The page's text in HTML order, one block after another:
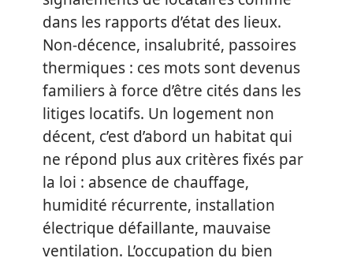
dans les rapports d’état des lieux.
Non-décence, insalubrité, passoires
thermiques : ces mots sont devenus
familiers à force d’être cités dans les
litiges locatifs. Un logement non
décent, c’est d’abord un habitat qui
ne répond plus aux critères fixés par
la loi : absence de chauffage,
humidité récurrente, installation
électrique défaillante, mauvaise
ventilation. L’occupation du bien